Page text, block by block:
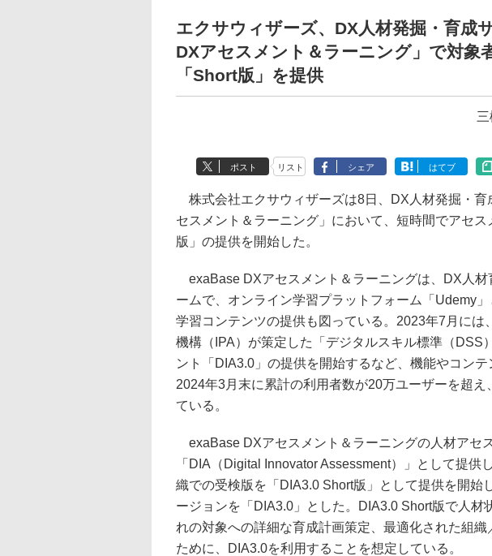
エクサウィザーズ、DX人材発掘・育成
DXアセスメント＆ラーニング」で対象
「Short版」を提供
ポスト リスト シェア はてブ
株式会社エクサウィザーズは8日、DX人材発掘・育
セスメント＆ラーニング」において、短時間でアセ
版」の提供を開始した。
exaBase DXアセスメント＆ラーニングは、DX人材
ームで、オンライン学習プラットフォーム「Udemy
学習コンテンツの提供も図っている。2023年7月には
機構（IPA）が策定した「デジタルスキル標準（DSS
ント「DIA3.0」の提供を開始するなど、機能やコンテ
2024年3月末に累計の利用者数が20万ユーザーを超え
ている。
exaBase DXアセスメント＆ラーニングの人材アセ
「DIA（Digital Innovator Assessment）」として提供
織での受検版を「DIA3.0 Short版」として提供を開始
ージョンを「DIA3.0」とした。DIA3.0 Short版で人材
れの対象への詳細な育成計画策定、最適化された組
ために、DIA3.0を利用することを想定している。